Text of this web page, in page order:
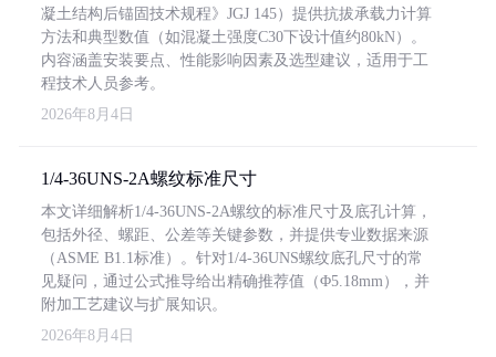
凝土结构后锚固技术规程》JGJ 145）提供抗拔承载力计算
方法和典型数值（如混凝土强度C30下设计值约80kN）。
内容涵盖安装要点、性能影响因素及选型建议，适用于工
程技术人员参考。
2026年8月4日
1/4-36UNS-2A螺纹标准尺寸
本文详细解析1/4-36UNS-2A螺纹的标准尺寸及底孔计算，
包括外径、螺距、公差等关键参数，并提供专业数据来源
（ASME B1.1标准）。针对1/4-36UNS螺纹底孔尺寸的常
见疑问，通过公式推导给出精确推荐值（Φ5.18mm），并
附加工艺建议与扩展知识。
2026年8月4日